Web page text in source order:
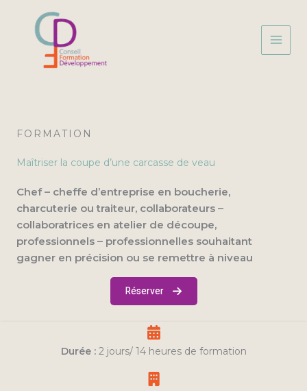
contenu
FORMATION
Maîtriser la coupe d’une carcasse de veau
Chef – cheffe d’entreprise en boucherie,
charcuterie ou traiteur, collaborateurs –
collaboratrices en atelier de découpe,
professionnels – professionnelles souhaitant
gagner en précision ou se remettre à niveau
Réserver
Durée :2 jours/ 14 heures de formation